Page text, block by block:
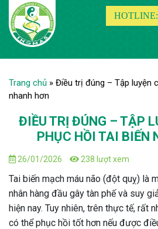
HOTLINE:
Trang chủ » Điều trị đúng – Tập luyện
nhanh hơn
ĐIỀU TRỊ ĐÚNG – TẬP
PHỤC HỒI TAI BIẾN
26/01/2026 238 lượt xem
Tai biến mạch máu não (đột quỵ) là
nhân hàng đầu gây tàn phế và suy
hiện nay. Tuy nhiên, trên thực tế, rất
có thể phục hồi tốt hơn nếu được